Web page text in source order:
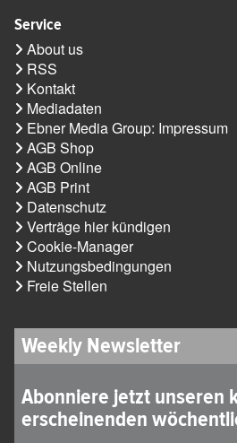
Service
About us
RSS
Kontakt
Mediadaten
Ebner Media Group: Impressum
AGB Shop
AGB Online
AGB Print
Datenschutz
Verträge hier kündigen
Cookie-Manager
Nutzungsbedingungen
Freie Stellen
Weekly Newsletter
Abonniere jetzt unseren
erscheinenden